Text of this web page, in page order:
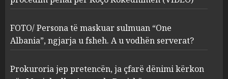
3
sulmuan “One Albania”,
ngjarja u fsheh. A u vodhën
serverat?
MARCH 25, 2025
FOTO/ Persona të maskuar sulmuan “One
Albania”, ngjarja u fsheh. A u vodhën serverat?
Prokuroria jep pretencën, ja çfarë dënimi kërkon